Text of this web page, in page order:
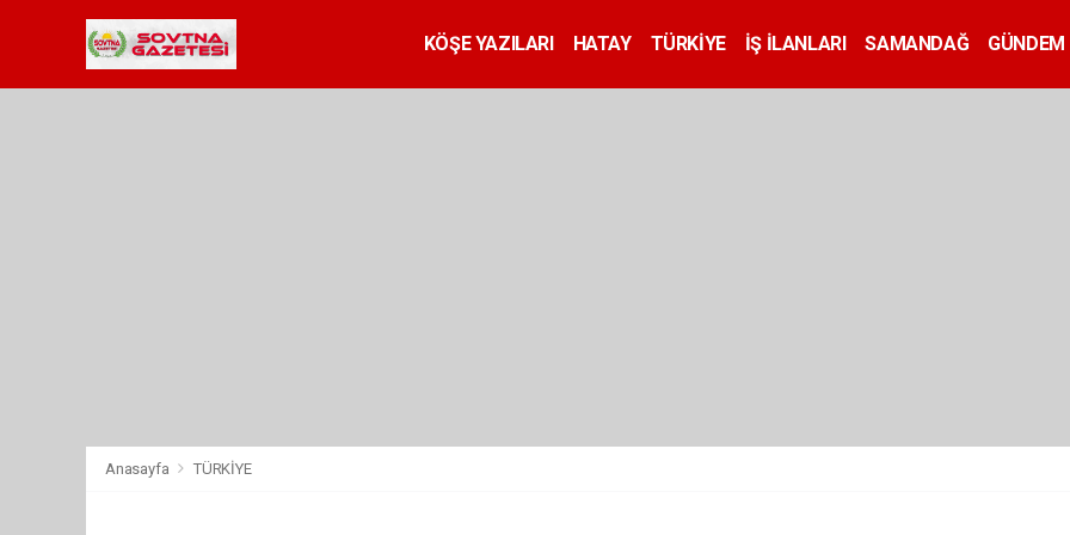
KÖŞE YAZILARI HATAY TÜRKİYE İŞ İLANLARI SAMANDAĞ GÜNDEM
Anasayfa TÜRKİYE